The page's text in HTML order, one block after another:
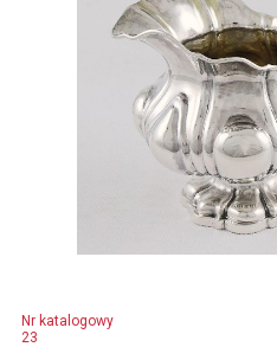
Nr katalogowy
23